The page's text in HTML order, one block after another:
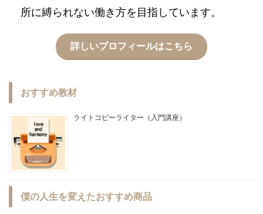
所に縛られない働き方を目指しています。
詳しいプロフィールはこちら
おすすめ教材
ライトコピーライター（入門講座）
僕の人生を変えたおすすめ商品